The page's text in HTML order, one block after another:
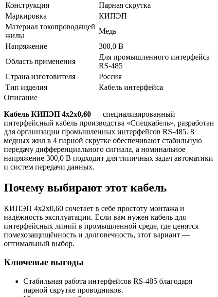
Конструкция
Парная скрутка
Маркировка
КИПЭП
Материал токопроводящей
жилы
Медь
Напряжение
300,0 В
Область применения
Для промышленного интерфейса
RS-485
Страна изготовителя
Россия
Тип изделия
Кабель интерфейса
Описание
Кабель КИПЭП 4х2х0,60 — специализированный
интерфейсный кабель производства «Спецкабель», разработан
для организации промышленных интерфейсов RS-485. 8
медных жил в 4 парной скрутке обеспечивают стабильную
передачу дифференциального сигнала, а номинальное
напряжение 300,0 В подходит для типичных задач автоматики
и систем передачи данных.
Почему выбирают этот кабель
КИПЭП 4х2х0,60 сочетает в себе простоту монтажа и
надёжность эксплуатации. Если вам нужен кабель для
интерфейсных линий в промышленной среде, где ценятся
помехозащищённость и долговечность, этот вариант —
оптимальный выбор.
Ключевые выгоды
Стабильная работа интерфейсов RS-485 благодаря
парной скрутке проводников.